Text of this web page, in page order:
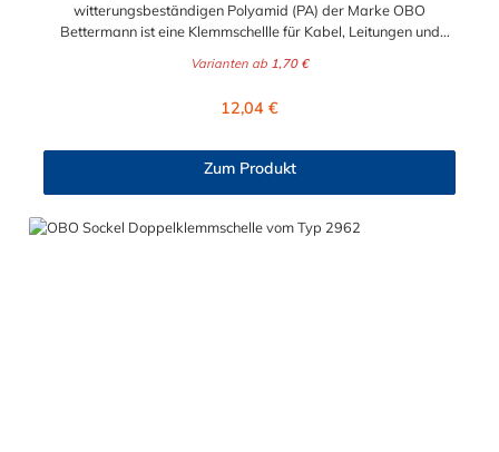
witterungsbeständigen Polyamid (PA) der Marke OBO
Bettermann ist eine Klemmschellle für Kabel, Leitungen und
Außenbereich geeignet und kommt oft im Parkhaus, an Brücke
auswählbaren Größen der OBO starQuick-Schelle ermöglichen
starQuick-Schelle kann sowohl Kunststoff- als auch
Metallrohren kombiniert werden und eignet sich somit für
Elektro- und Sanitärinstallation. Sie können diese Schelle nach
Belieben an der Wand oder der Decke montieren. Die Montage
Varianten ab 1,70 €
Regulärer Preis:
12,04 €
Zum Produkt